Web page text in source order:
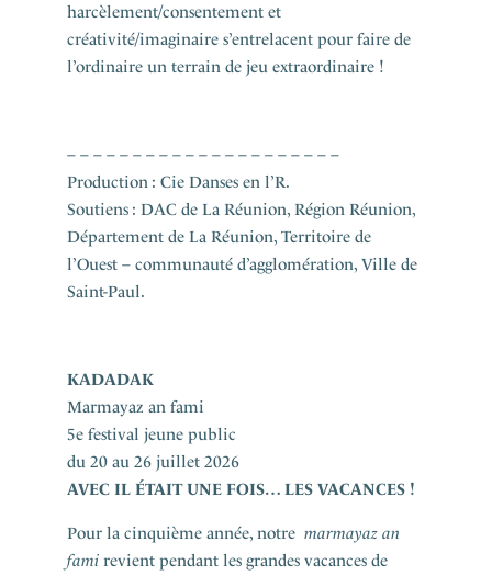
harcèlement/consentement et
créativité/imaginaire s’entrelacent pour faire de
l’ordinaire un terrain de jeu extraordinaire !
– – – – – – – – – – – – – – – – – – – – –
Production : Cie Danses en l’R.
Soutiens : DAC de La Réunion, Région Réunion,
Département de La Réunion, Territoire de
l’Ouest – communauté d’agglomération, Ville de
Saint-Paul.
KADADAK
Marmayaz an fami
5e festival jeune public
du 20 au 26 juillet 2026
AVECIL ÉTAIT UNE FOIS… LES VACANCES !
Pour la cinquième année, notre marmayaz an
famirevient pendant les grandes vacances de